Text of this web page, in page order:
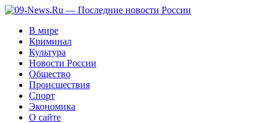
В мире
Криминал
Культура
Новости России
Общество
Происшествия
Спорт
Экономика
О сайте